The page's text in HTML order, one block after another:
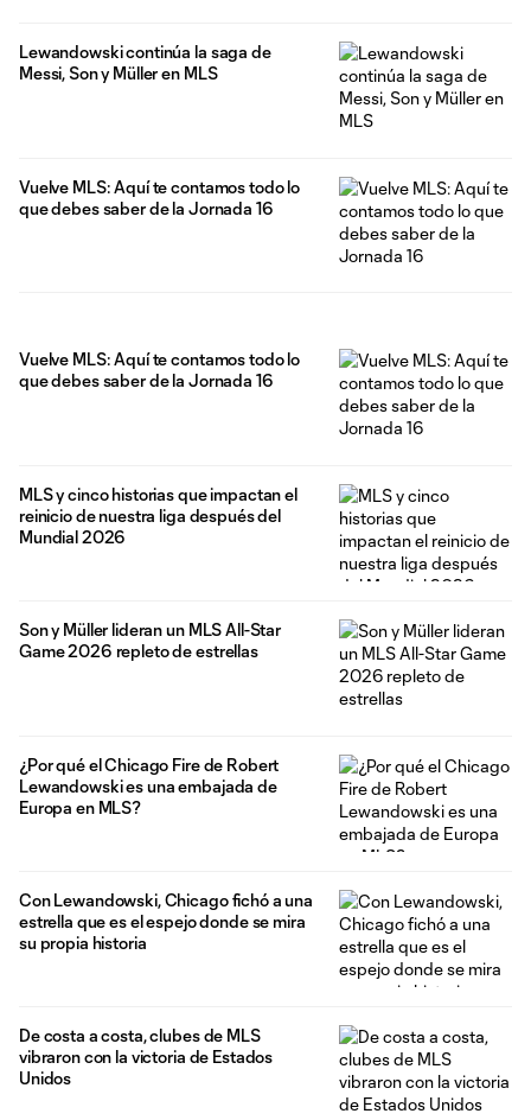
Lewandowski continúa la saga de
Messi, Son y Müller en MLS
Vuelve MLS: Aquí te contamos todo lo
que debes saber de la Jornada 16
Vuelve MLS: Aquí te contamos todo lo
que debes saber de la Jornada 16
MLS y cinco historias que impactan el
reinicio de nuestra liga después del
Mundial 2026
Son y Müller lideran un MLS All-Star
Game 2026 repleto de estrellas
¿Por qué el Chicago Fire de Robert
Lewandowski es una embajada de
Europa en MLS?
Con Lewandowski, Chicago fichó a una
estrella que es el espejo donde se mira
su propia historia
De costa a costa, clubes de MLS
vibraron con la victoria de Estados
Unidos